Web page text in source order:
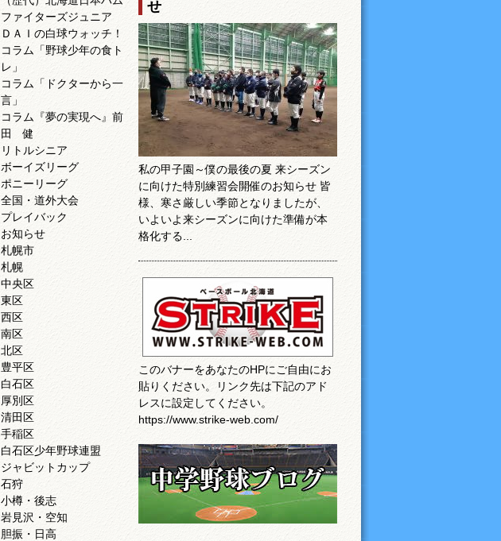
ファイターズジュニア
ＤＡＩの白球ウォッチ！
コラム「野球少年の食ト
レ」
コラム「ドクターから一
言」
コラム『夢の実現へ』前
田 健
リトルシニア
ボーイズリーグ
ポニーリーグ
全国・道外大会
プレイバック
お知らせ
札幌市
札幌
中央区
東区
西区
南区
北区
豊平区
白石区
厚別区
清田区
手稲区
白石区少年野球連盟
ジャビットカップ
石狩
小樽・後志
岩見沢・空知
胆振・日高
せ
私の甲子園～僕の最後の夏 来シーズン
に向けた特別練習会開催のお知らせ 皆
様、寒さ厳しい季節となりましたが、
いよいよ来シーズンに向けた準備が本
格化する...
このバナーをあなたのHPにご自由にお
貼りください。リンク先は下記のアド
レスに設定してください。
https://www.strike-web.com/